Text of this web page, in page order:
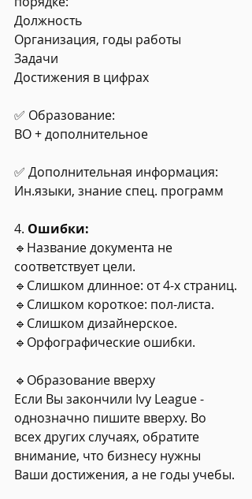
Должность
Организация, годы работы
Задачи
Достижения в цифрах
✅ Образование:
ВО + дополнительное
✅ Дополнительная информация:
Ин.языки, знание спец. программ
4. Ошибки:
🔹Название документа не
соответствует цели.
🔹Слишком длинное: от 4-х страниц.
🔹Слишком короткое: пол-листа.
🔹Слишком дизайнерское.
🔹Орфографические ошибки.
🔹Образование вверху
Если Вы закончили Ivy League -
однозначно пишите вверху. Во
всех других случаях, обратите
внимание, что бизнесу нужны
Ваши достижения, а не годы учебы.